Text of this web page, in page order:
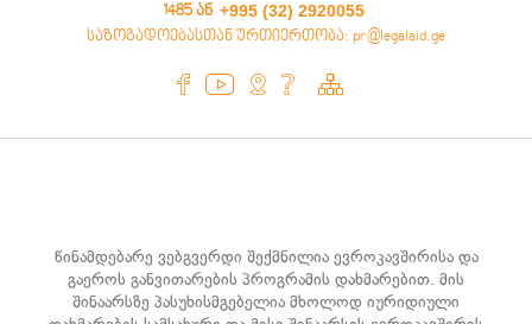
1485 ან +995 (32) 2920055
საზოგადოებასთან ურთიერთობა: pr@legalaid.ge
წინამდებარე ვებგვერდი შექმნილია ევროკავშირისა და
გაეროს განვითარების პროგრამის დახმარებით. მის
შინაარსზე პასუხისმგებელია მხოლოდ იურიდიული